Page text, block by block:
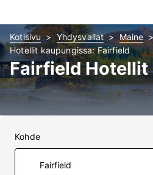
Kotisivu Yhdysvallat
Maine
Hotellit kaupungissa: Fairfield
Fairfield Hotellit
Kohde